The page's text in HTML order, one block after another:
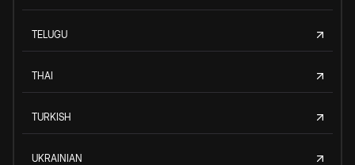
TELUGU
THAI
TURKISH
UKRAINIAN